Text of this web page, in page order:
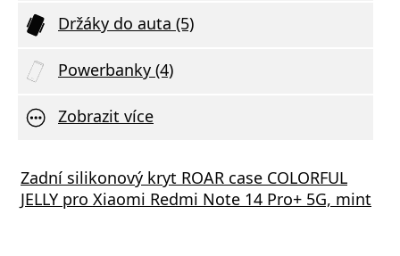
Držáky do auta (5)
Powerbanky (4)
Zobrazit více
Zadní silikonový kryt ROAR case COLORFUL
JELLY pro Xiaomi Redmi Note 14 Pro+ 5G, mint